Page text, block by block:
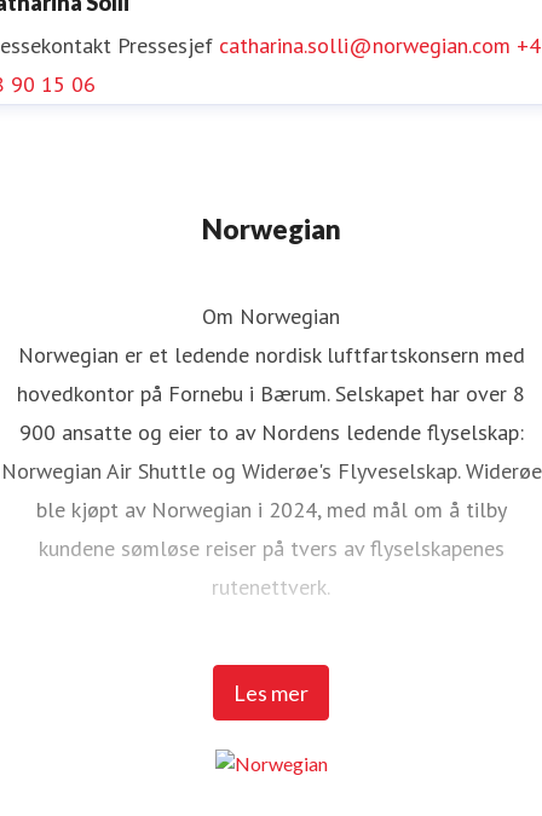
Pressesjef catharina.solli@norwegian.com
90 15 06
Norwegian
Les mer
Om Norwegian
Norwegian er et ledende nordisk luftfartskonsern med
hovedkontor på Fornebu i Bærum. Selskapet har over 8
900 ansatte og eier to av Nordens ledende flyselskap:
Norwegian Air Shuttle og Widerøe's Flyveselskap. Widerøe
ble kjøpt av Norwegian i 2024, med mål om å tilby
kundene sømløse reiser på tvers av flyselskapenes
rutenettverk.
Norwegian Air Shuttle har rundt 5 200 ansatte og tilbyr et
omfattende rutenett som knytter de nordiske landene til
over 23 millioner passasjerer og en flåte på 95 Boeing